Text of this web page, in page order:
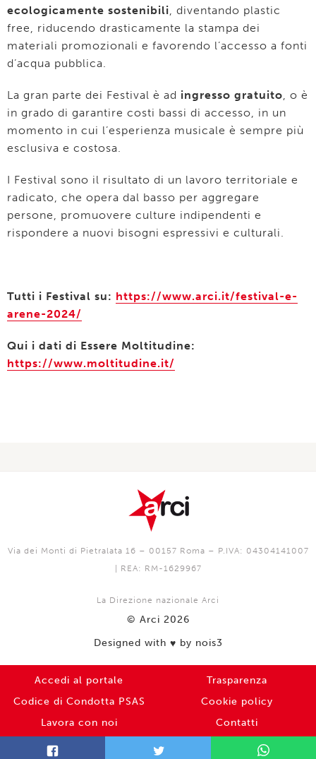
ecologicamente sostenibili , diventando plastic
free, riducendo drasticamente la stampa dei
materiali promozionali e favorendo l’accesso a fonti
d’acqua pubblica.
La gran parte dei Festival è ad ingresso gratuito , o è
in grado di garantire costi bassi di accesso, in un
momento in cui l’esperienza musicale è sempre più
esclusiva e costosa.
I Festival sono il risultato di un lavoro territoriale e
radicato, che opera dal basso per aggregare
persone, promuovere culture indipendenti e
rispondere a nuovi bisogni espressivi e culturali.
Tutti i Festival su: https://www.arci.it/festival-e-
arene-2024/
Qui i dati di Essere Moltitudine:
https://www.moltitudine.it/
Via dei Monti di Pietralata 16 – 00157 Roma – P.IVA: 04304141007
| REA: RM-1629967
La Direzione nazionale Arci
© Arci 2026
Designed with ♥️ by nois3
Accedi al portale
Trasparenza
Codice di Condotta PSAS
Cookie policy
Lavora con noi
Contatti